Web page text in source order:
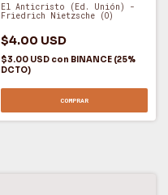
El Anticristo (Ed. Unión) -
Friedrich Nietzsche (O)
$4.00 USD
$3.00 USD con BINANCE (25%
DCTO)
COMPRAR